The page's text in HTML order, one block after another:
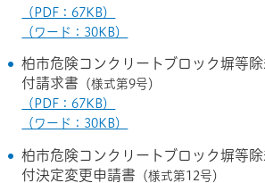
（PDF：67KB）
（ワード：30KB）
柏市危険コンクリートブロック塀等
付請求書 （様式第9号）
（PDF：67KB）
（ワード：30KB）
柏市危険コンクリートブロック塀等
付決定変更申請書 （様式第12号）